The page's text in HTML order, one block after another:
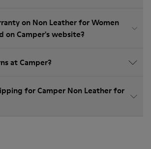
on Non Leather for Women
on Camper's website?
at Camper?
for Camper Non Leather for